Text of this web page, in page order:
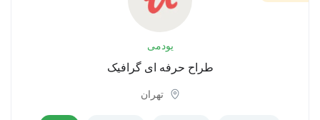
یودمی
طراح حرفه ای گرافیک
تهران